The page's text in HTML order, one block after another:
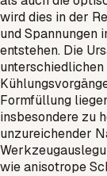
wird dies in der
und Spannungen
entstehen. Die
Formfüllung
insbesondere zu
unzureichender
wie anisotrope